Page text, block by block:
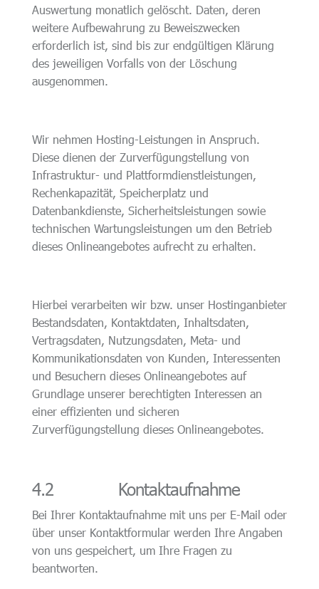
Auswertung monatlich gelöscht. Daten, deren
weitere Aufbewahrung zu Beweiszwecken
erforderlich ist, sind bis zur endgültigen Klärung
des jeweiligen Vorfalls von der Löschung
ausgenommen.
Wir nehmen Hosting-Leistungen in Anspruch.
Diese dienen der Zurverfügungstellung von
Infrastruktur- und Plattformdienstleistungen,
Rechenkapazität, Speicherplatz und
Datenbankdienste, Sicherheitsleistungen sowie
technischen Wartungsleistungen um den Betrieb
dieses Onlineangebotes aufrecht zu erhalten.
Hierbei verarbeiten wir bzw. unser Hostinganbieter
Bestandsdaten, Kontaktdaten, Inhaltsdaten,
Vertragsdaten, Nutzungsdaten, Meta- und
Kommunikationsdaten von Kunden, Interessenten
und Besuchern dieses Onlineangebotes auf
Grundlage unserer berechtigten Interessen an
einer effizienten und sicheren
Zurverfügungstellung dieses Onlineangebotes.
4.2 Kontaktaufnahme
Bei Ihrer Kontaktaufnahme mit uns per E-Mail oder
über unser Kontaktformular werden Ihre Angaben
von uns gespeichert, um Ihre Fragen zu
beantworten.